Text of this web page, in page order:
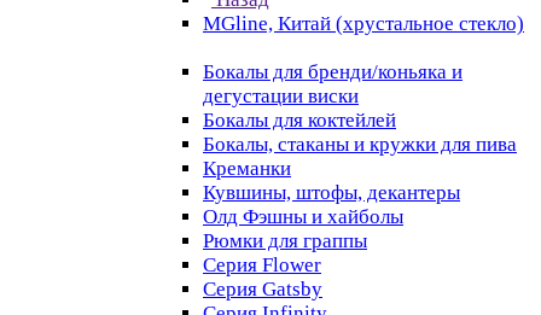
MGline, Китай (хрустальное стекло)
Бокалы для бренди/коньяка и
дегустации виски
Бокалы для коктейлей
Бокалы, стаканы и кружки для пива
Креманки
Кувшины, штофы, декантеры
Олд Фэшны и хайболы
Рюмки для граппы
Серия Flower
Серия Gatsby